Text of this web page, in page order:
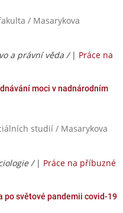
/ Masarykova
a právní věda / | Práce na
moci v nadnárodním
studií / Masarykova
/ | Práce na příbuzné
po světové pandemii covid-19